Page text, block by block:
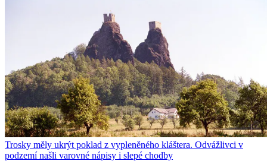
Trosky měly ukrýt poklad z vypleněného kláštera. Odvážlivci v
podzemí našli varovné nápisy i slepé chodby